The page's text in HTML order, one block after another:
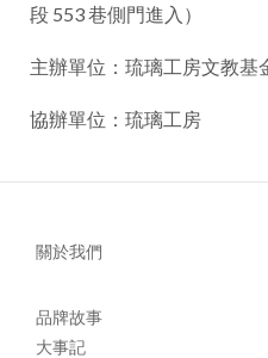
段 553 巷側門進入）
主辦單位：琉璃工房文教基
協辦單位：琉璃工房
關於我們
品牌故事
大事記